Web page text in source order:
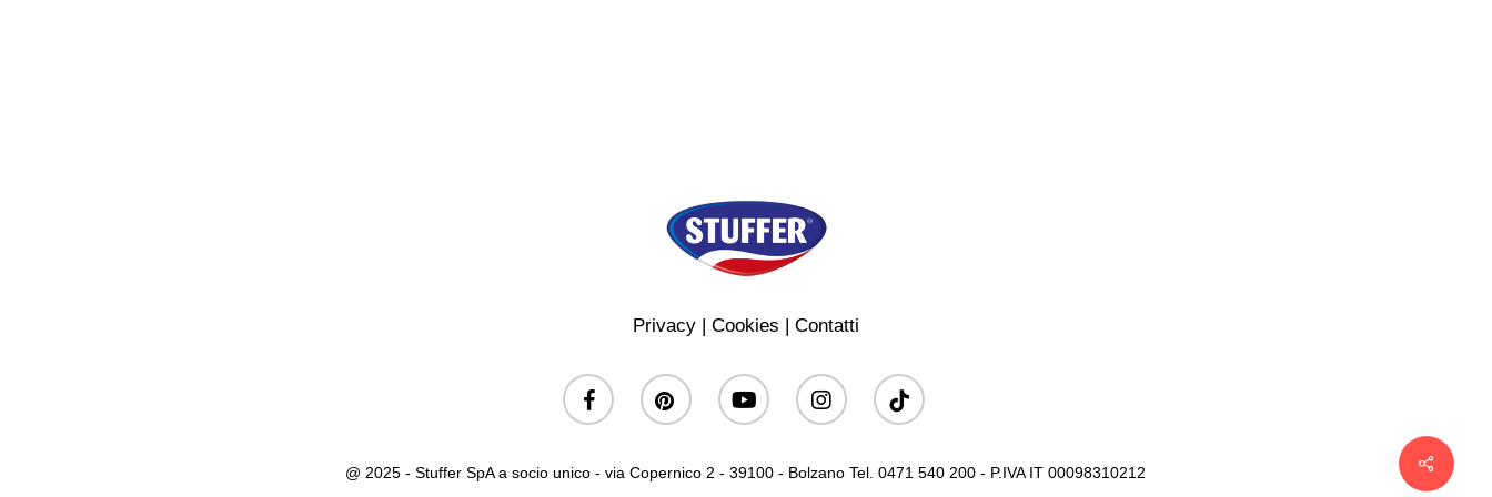
Privacy | Cookies | Contatti
facebook pinterest youtube instagram tiktok
@ 2025 - Stuffer SpA a socio unico - via Copernico 2 - 39100 - Bolzano Tel. 0471 540 200 - P.IVA IT 00098310212